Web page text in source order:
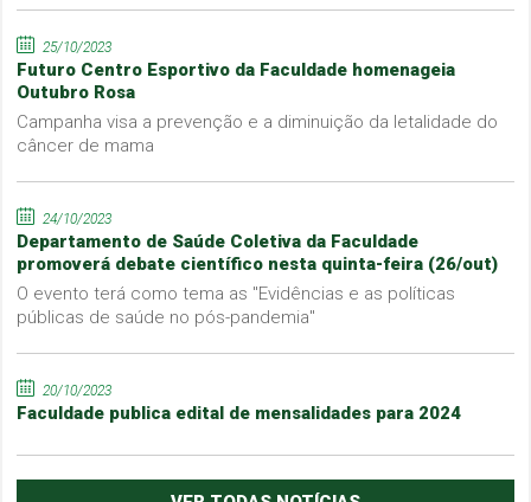
25/10/2023
Futuro Centro Esportivo da Faculdade homenageia
Outubro Rosa
Campanha visa a prevenção e a diminuição da letalidade do
câncer de mama
24/10/2023
Departamento de Saúde Coletiva da Faculdade
promoverá debate científico nesta quinta-feira (26/out)
O evento terá como tema as "Evidências e as políticas
públicas de saúde no pós-pandemia"
20/10/2023
Faculdade publica edital de mensalidades para 2024